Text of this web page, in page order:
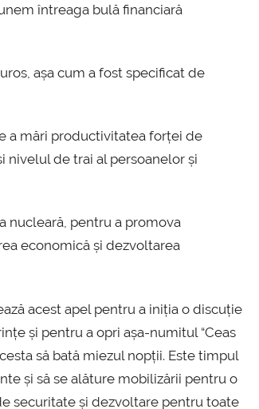
întreaga bulă financiară
așa cum a fost specificat de
a mări productivitatea forței de
nivelul de trai al persoanelor și
nucleară, pentru a promova
economică și dezvoltarea
acest apel pentru a iniția o discuție
și pentru a opri așa-numitul “Ceas
să bată miezul nopții. Este timpul
și să se alăture mobilizării pentru o
securitate și dezvoltare pentru toate